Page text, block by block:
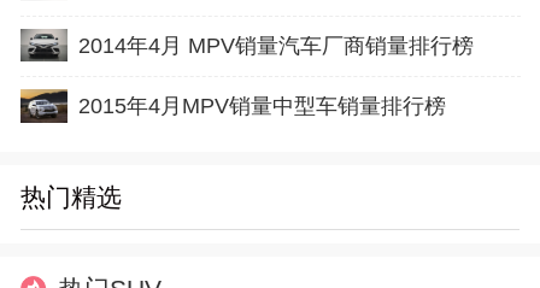
2014年4月 MPV销量汽车厂商销量排行榜
2015年4月MPV销量中型车销量排行榜
热门精选